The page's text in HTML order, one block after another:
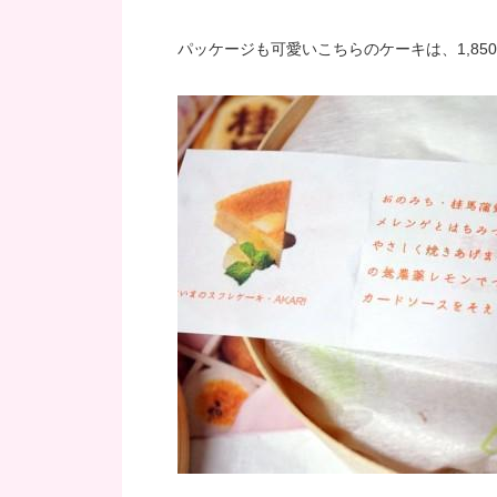
パッケージも可愛いこちらのケーキは、